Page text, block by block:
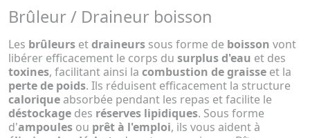
Brûleur / Draineur boisson
Les brûleurs etdraineurs sous forme de boisson vont
libérer efficacement le corps du surplus d'eau et des
toxines, facilitant ainsi la combustion de graisse et la
perte de poids. Ils réduisent efficacement la structure
calorique absorbée pendant les repas et facilite le
déstockage des réserves lipidiques. Sous forme
d'ampoules ou prêt à l'emploi, ils vous aident à